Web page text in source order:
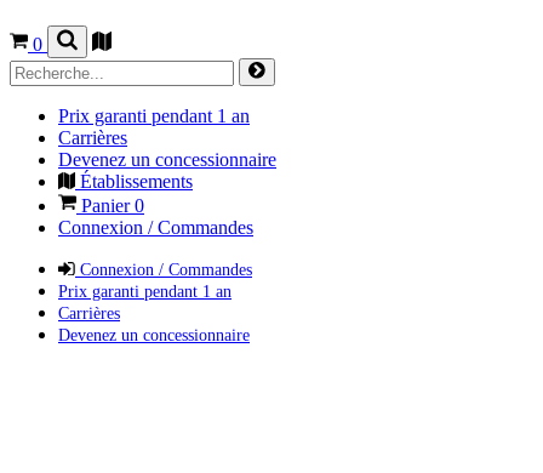
0
Prix garanti pendant 1 an
Carrières
Devenez un concessionnaire
Établissements
Panier0
Connexion / Commandes
Connexion / Commandes
Prix garanti pendant 1 an
Carrières
Devenez un concessionnaire